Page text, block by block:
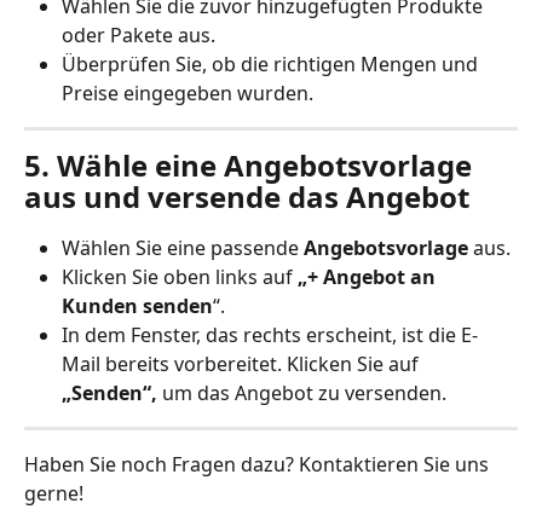
Wählen Sie die zuvor hinzugefügten Produkte
oder Pakete aus.
Überprüfen Sie, ob die richtigen Mengen und
Preise eingegeben wurden.
5. Wähle eine Angebotsvorlage
aus und versende das Angebot
Wählen Sie eine passende Angebotsvorlage aus.
Klicken Sie oben links auf „+ Angebot an
Kunden senden“.
In dem Fenster, das rechts erscheint, ist die E-
Mail bereits vorbereitet. Klicken Sie auf
„Senden“, um das Angebot zu versenden.
Haben Sie noch Fragen dazu? Kontaktieren Sie uns
gerne!